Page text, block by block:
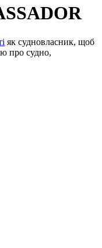
як судновласник, щоб
про судно,